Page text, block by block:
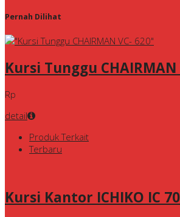
Pernah Dilihat
Kursi Tunggu CHAIRMAN
Rp
detail
Produk Terkait
Terbaru
Kursi Kantor ICHIKO IC